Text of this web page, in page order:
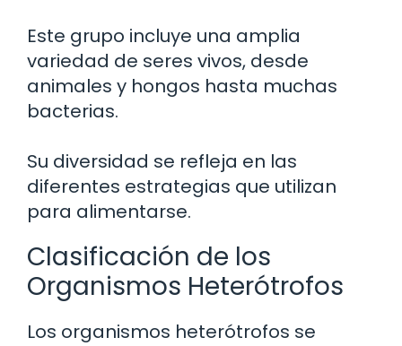
Este grupo incluye una amplia
variedad de seres vivos, desde
animales y hongos hasta muchas
bacterias.
Su diversidad se refleja en las
diferentes estrategias que utilizan
para alimentarse.
Clasificación de los
Organismos Heterótrofos
Los organismos heterótrofos se